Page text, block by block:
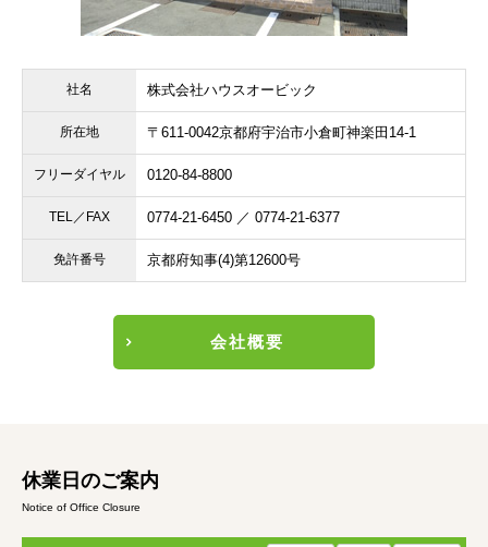
社名 株式会社ハウスオービック
所在地 〒611-0042京都府宇治市小倉町神楽田14-1
フリーダイヤル 0120-84-8800
TEL／FAX 0774-21-6450 ／ 0774-21-6377
免許番号 京都府知事(4)第12600号
会社概要
休業日のご案内
Notice of Office Closure